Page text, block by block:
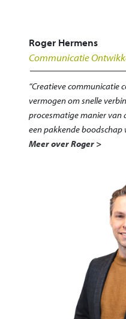
Roger Hermens
Communicatie
“Creatieve communicatie
vermogen om snelle
procesmatige manier van
een pakkende boodschap
Meer over Roger >